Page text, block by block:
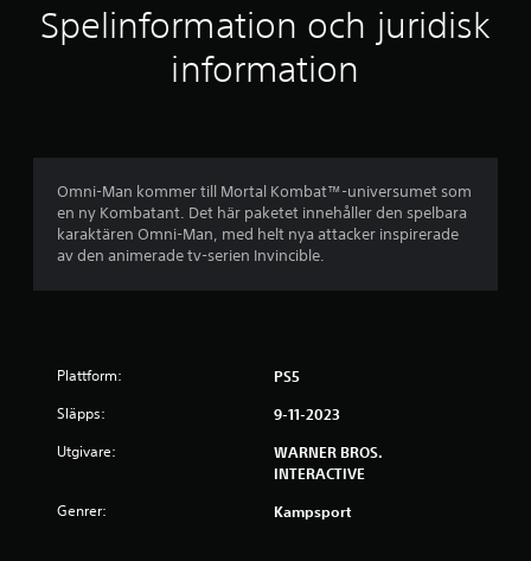
ä
o
r
v
Spelinformation och juridisk
information
Omni-Man kommer till Mortal Kombat™-universumet som
en ny Kombatant. Det här paketet innehåller den spelbara
karaktären Omni-Man, med helt nya attacker inspirerade
av den animerade tv-serien Invincible.
Plattform: PS5
Släpps: 9-11-2023
Utgivare:
WARNER BROS.
INTERACTIVE
Genrer: Kampsport